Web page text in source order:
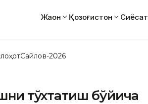
Жаҳон Қозоғистон Сиёсат
Сайлов-2026
тўхтатиш бўйича